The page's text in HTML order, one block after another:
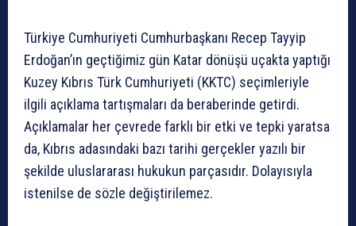
Türkiye Cumhuriyeti Cumhurbaşkanı Recep Tayyip
Erdoğan’ın geçtiğimiz gün Katar dönüşü uçakta yaptığı
Kuzey Kıbrıs Türk Cumhuriyeti (KKTC) seçimleriyle
ilgili açıklama tartışmaları da beraberinde getirdi.
Açıklamalar her çevrede farklı bir etki ve tepki yaratsa
da, Kıbrıs adasındaki bazı tarihi gerçekler yazılı bir
şekilde uluslararası hukukun parçasıdır. Dolayısıyla
istenilse de sözle değiştirilemez.